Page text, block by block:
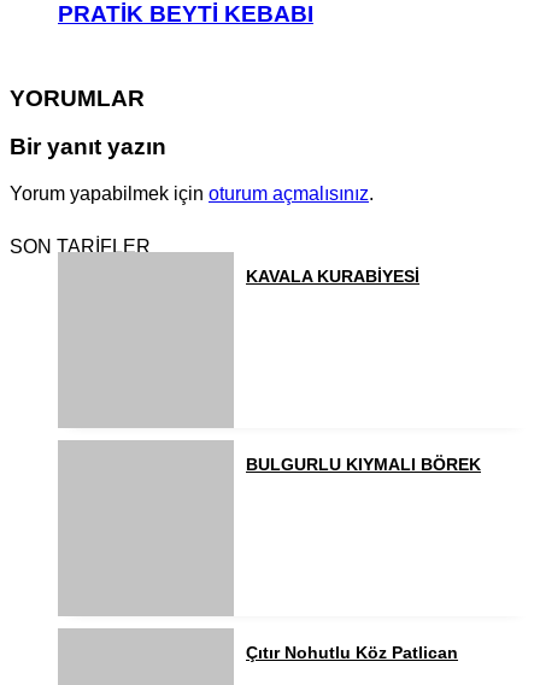
PRATİK BEYTİ KEBABI
YORUMLAR
Bir yanıt yazın
Yorum yapabilmek için oturum açmalısınız.
SON TARİFLER
KAVALA KURABİYESİ
BULGURLU KIYMALI BÖREK
Çıtır Nohutlu Köz Patlican